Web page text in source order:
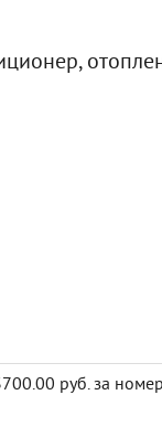
руб. за номер